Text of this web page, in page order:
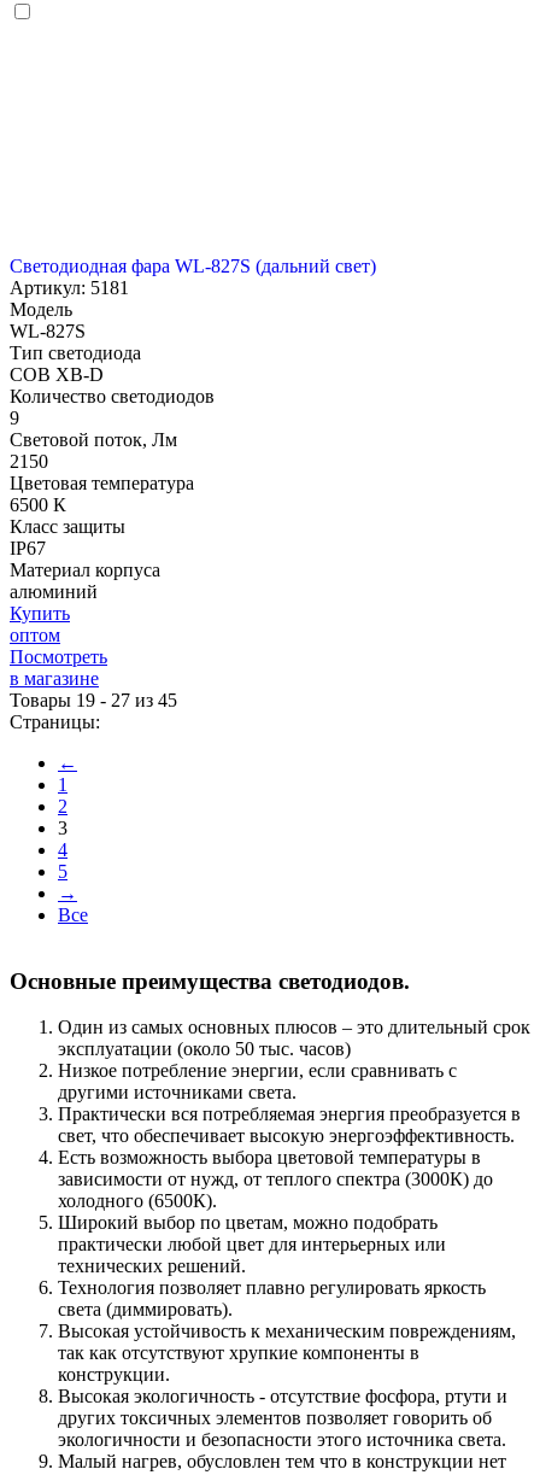
Светодиодная фара WL-827S (дальний свет)
Артикул: 5181
Модель
WL-827S
Тип светодиода
COB XB-D
Количество светодиодов
9
Световой поток, Лм
2150
Цветовая температура
6500 К
Класс защиты
IP67
Материал корпуса
алюминий
Купить
оптом
Посмотреть
в магазине
Товары 19 - 27 из 45
Страницы:
←
1
2
3
4
5
→
Все
Основные преимущества светодиодов.
Один из самых основных плюсов – это длительный срок
эксплуатации (около 50 тыс. часов)
Низкое потребление энергии, если сравнивать с
другими источниками света.
Практически вся потребляемая энергия преобразуется в
свет, что обеспечивает высокую энергоэффективность.
Есть возможность выбора цветовой температуры в
зависимости от нужд, от теплого спектра (3000К) до
холодного (6500К).
Широкий выбор по цветам, можно подобрать
практически любой цвет для интерьерных или
технических решений.
Технология позволяет плавно регулировать яркость
света (диммировать).
Высокая устойчивость к механическим повреждениям,
так как отсутствуют хрупкие компоненты в
конструкции.
Высокая экологичность - отсутствие фосфора, ртути и
других токсичных элементов позволяет говорить об
экологичности и безопасности этого источника света.
Малый нагрев, обусловлен тем что в конструкции нет